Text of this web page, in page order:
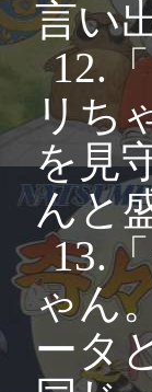
言い
12.
リち
を見
んと
13.
ゃん
ータ